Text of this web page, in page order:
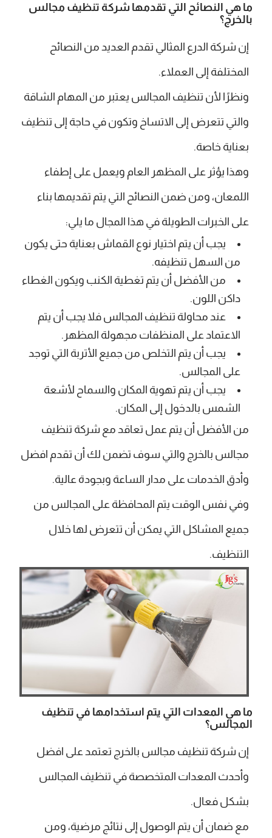
ما هي النصائح التي تقدمها شركة تنظيف مجالس
بالخرج؟
إن شركة الدرع المثالي تقدم العديد من النصائح
المختلفة إلى العملاء.
ونظرًا لأن تنظيف المجالس يعتبر من المهام الشاقة
والتي تتعرض إلى الاتساخ وتكون في حاجة إلى تنظيف
بعناية خاصة.
وهذا يؤثر على المظهر العام ويعمل على إطفاء
اللمعان، ومن ضمن النصائح التي يتم تقديمها بناء
على الخبرات الطويلة في هذا المجال ما يلي:
يجب أن يتم اختيار نوع القماش بعناية حتى يكون
من السهل تنظيفه.
من الأفضل أن يتم تغطية الكنب ويكون الغطاء
داكن اللون.
عند محاولة تنظيف المجالس فلا يجب أن يتم
الاعتماد على المنظفات مجهولة المظهر.
يجب أن يتم التخلص من جميع الأتربة التي توجد
على المجالس.
يجب أن يتم تهوية المكان والسماح لأشعة
الشمس بالدخول إلى المكان.
من الأفضل أن يتم عمل تعاقد مع شركة تنظيف
مجالس بالخرج والتي سوف تضمن لك أن تقدم افضل
وأدق الخدمات على مدار الساعة وبجودة عالية.
وفي نفس الوقت يتم المحافظة على المجالس من
جميع المشاكل التي يمكن أن تتعرض لها خلال
التنظيف.
ما هي المعدات التي يتم استخدامها في تنظيف
المجالس؟
إن شركة تنظيف مجالس بالخرج تعتمد على افضل
وأحدث المعدات المتخصصة في تنظيف المجالس
بشكل فعال.
مع ضمان أن يتم الوصول إلى نتائج مرضية، ومن